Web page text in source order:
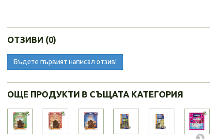
ОТЗИВИ (0)
Бъдете първият написал отзив!
ОЩЕ ПРОДУКТИ В СЪЩАТА КАТЕГОРИЯ